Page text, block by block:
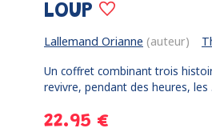
LOUP
Lallemand Orianne (auteur)
Un coffret combinant trois
revivre, pendant des heures, les
22.95 €